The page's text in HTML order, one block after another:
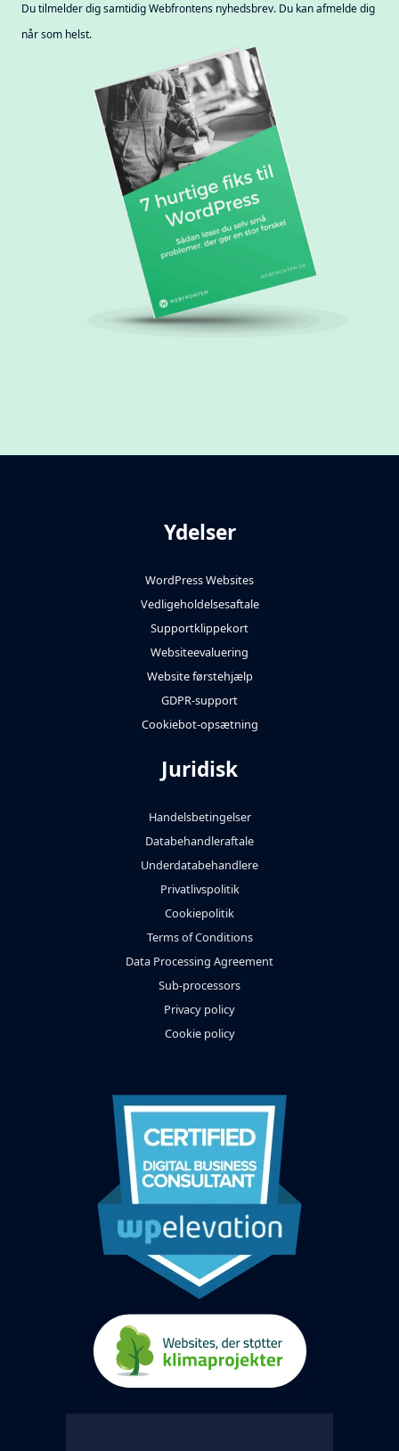
Du tilmelder dig samtidig Webfrontens nyhedsbrev. Du kan afmelde dig
når som helst.
Ydelser
WordPress Websites
Vedligeholdelsesaftale
Supportklippekort
Websiteevaluering
Website førstehjælp
GDPR-support
Cookiebot-opsætning
Juridisk
Handelsbetingelser
Databehandleraftale
Underdatabehandlere
Privatlivspolitik
Cookiepolitik
Terms of Conditions
Data Processing Agreement
Sub-processors
Privacy policy
Cookie policy